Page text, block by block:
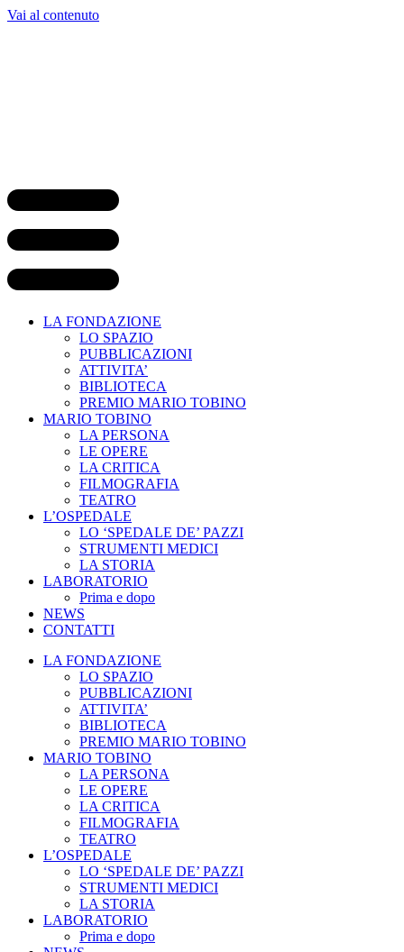
Vai al contenuto
LA FONDAZIONE
LO SPAZIO
PUBBLICAZIONI
ATTIVITA’
BIBLIOTECA
PREMIO MARIO TOBINO
MARIO TOBINO
LA PERSONA
LE OPERE
LA CRITICA
FILMOGRAFIA
TEATRO
L’OSPEDALE
LO ‘SPEDALE DE’ PAZZI
STRUMENTI MEDICI
LA STORIA
LABORATORIO
Prima e dopo
NEWS
CONTATTI
LA FONDAZIONE
LO SPAZIO
PUBBLICAZIONI
ATTIVITA’
BIBLIOTECA
PREMIO MARIO TOBINO
MARIO TOBINO
LA PERSONA
LE OPERE
LA CRITICA
FILMOGRAFIA
TEATRO
L’OSPEDALE
LO ‘SPEDALE DE’ PAZZI
STRUMENTI MEDICI
LA STORIA
LABORATORIO
Prima e dopo